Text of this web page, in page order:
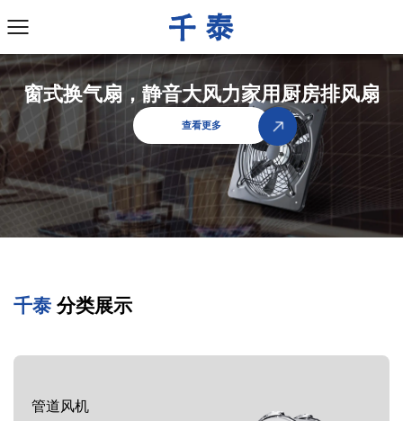
窗式换气扇，静音大风力家用厨房排风扇
查看更多
千泰 分类展示
管道风机